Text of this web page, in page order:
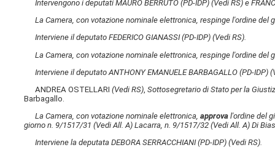
Intervengono i deputati MAURO BERRUTO (PD-IDP)(Vedi RS) e
La Camera, con votazione nominale elettronica, respinge l'ordine del
Interviene il deputato FEDERICO GIANASSI (PD-IDP)(Vedi RS).
La Camera, con votazione nominale elettronica, respinge l'ordine del
Interviene il deputato ANTHONY EMANUELE BARBAGALLO (PD-IDP)
ANDREA OSTELLARI(Vedi RS), Sottosegretario di Stato per la
Barbagallo.
La Camera, con votazione nominale elettronica,approva l'ordine del
giorno n. 9/1517/31(Vedi All. A) Lacarra, n. 9/1517/32(Vedi All. A) Di
Interviene la deputata DEBORA SERRACCHIANI (PD-IDP)(Vedi RS).